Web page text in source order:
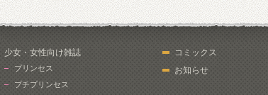
少女・女性向け雑誌
プリンセス
プチプリンセス
コミックス
お知らせ